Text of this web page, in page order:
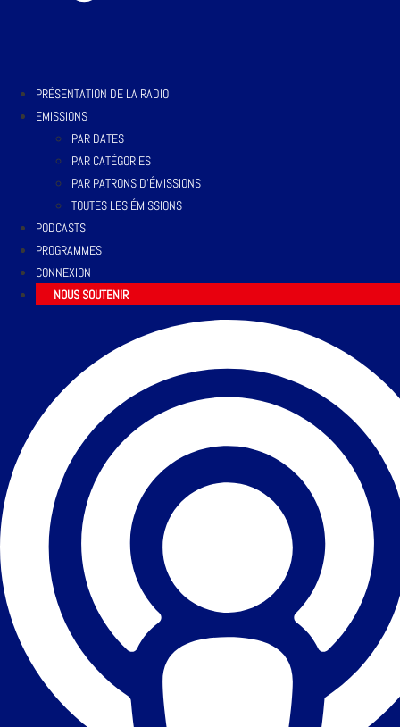
PRÉSENTATION DE LA RADIO
EMISSIONS
PAR DATES
PAR CATÉGORIES
PAR PATRONS D’ÉMISSIONS
TOUTES LES ÉMISSIONS
PODCASTS
PROGRAMMES
CONNEXION
NOUS SOUTENIR